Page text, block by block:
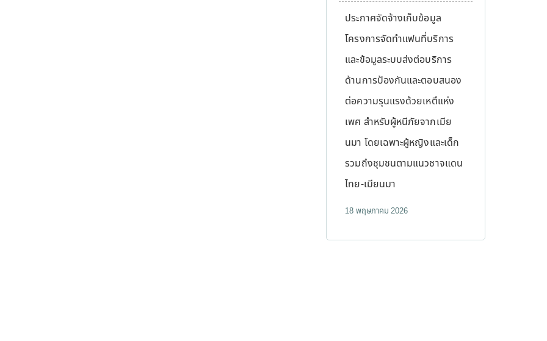
ประกาศจัดจ้างเก็บข้อมูล
โครงการจัดทำแฟนที่บริการ
และข้อมูลระบบส่งต่อบริการ
ด้านการป้องกันและตอบสนอง
ต่อความรุนแรงด้วยเหตึแห่ง
เพศ สำหรับผู้หนีภัยจากเมีย
นมา โดยเฉพาะผู้หญิงและเด็ก
รวมถึงชุมชนตามแนวชาจแดน
ไทย-เมียนมา
18 พฤษภาคม 2026